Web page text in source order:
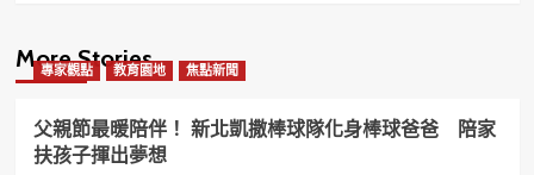
More Stories
專家觀點 教育園地 焦點新聞
父親節最暖陪伴！ 新北凱撒棒球隊化身棒球爸爸 陪家
扶孩子揮出夢想